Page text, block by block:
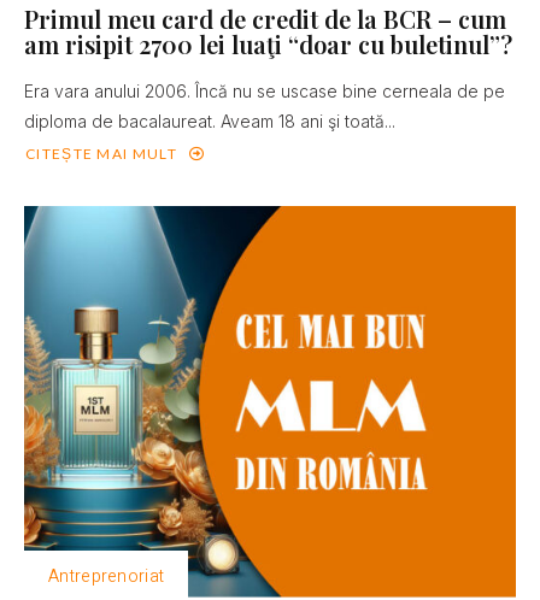
Primul meu card de credit de la BCR – cum
am risipit 2700 lei luaţi “doar cu buletinul”?
Era vara anului 2006. Încă nu se uscase bine cerneala de pe
diploma de bacalaureat. Aveam 18 ani şi toată...
CITEȘTE MAI MULT
Antreprenoriat